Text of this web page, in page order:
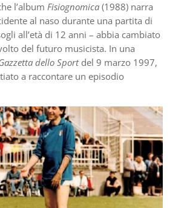
l’album Fisiognomica (1988) narra
al naso durante una partita di
all’età di 12 anni – abbia cambiato
del futuro musicista. In una
dello Sportdel 9 marzo 1997,
a raccontare un episodio